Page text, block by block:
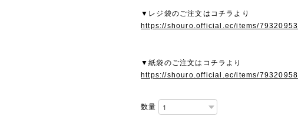
▼レジ袋のご注文はコチラより
https://shouro.official.ec/items/79320953
▼紙袋のご注文はコチラより
https://shouro.official.ec/items/79320958
数量